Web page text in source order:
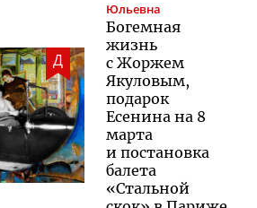
Д
Юльевна
Богемная
жизнь
с Жоржем
Якуловым,
подарок
Есенина на 8
марта
и постановка
балета
«Стальной